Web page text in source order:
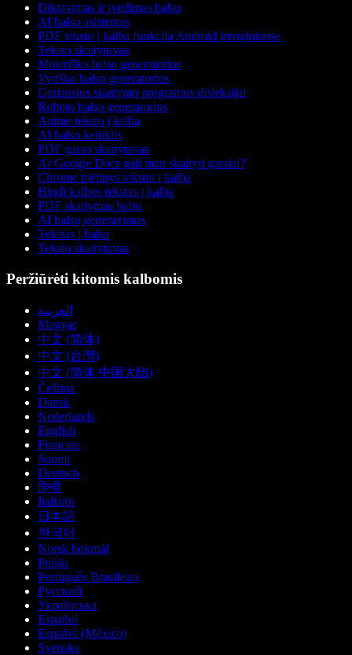
Diktavimas ir įvedimas balsu
AI balso asistentas
PDF teksto į kalbą funkcija Android įrenginiuose
Teksto skaitytuvas
Moteriško balso generatorius
Vyriško balso generatorius
Geriausios skaitymo programos disleksijai
Roboto balso generatorius
Anime teksto į kalbą
AI balso keitiklis
PDF garso skaitytuvas
Ar Google Docs gali man skaityti garsiai?
Chrome plėtinys tekstui į kalbą
Hindi kalbos tekstas į kalbą
PDF skaitymas balsu
AI balsų generavimas
Tekstas į balsą
Teksto skaitytuvas
Peržiūrėti kitomis kalbomis
العربية
Magyar
中文 (简体)
中文 (台灣)
中文 (简体 中国大陆)
Čeština
Dansk
Nederlands
English
Français
Suomi
Deutsch
हिन्दी
Italiano
日本語
한국어
Norsk bokmål
Polski
Português Brasileiro
Русский
Українська
Español
Español (México)
Svenska